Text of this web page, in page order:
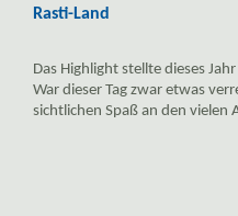
Rasti-Land
Das Highlight stellte dieses
War dieser Tag zwar etwas
sichtlichen Spaß an den vielen